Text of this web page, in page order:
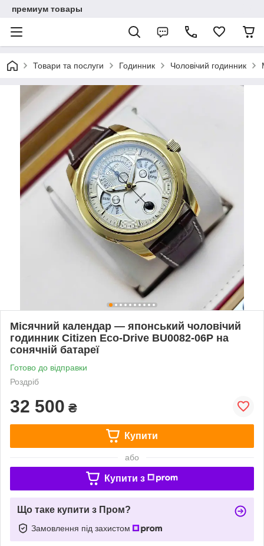
премиум товары
Товари та послуги Годинник Чоловічий годинник
Місячний календар — японський чоловічий
годинник Citizen Eco-Drive BU0082-06P на
сонячній батареї
Готово до відправки
Роздріб
32 500 ₴
Купити
або
Купити з
Що таке купити з Пром?
Замовлення під захистом